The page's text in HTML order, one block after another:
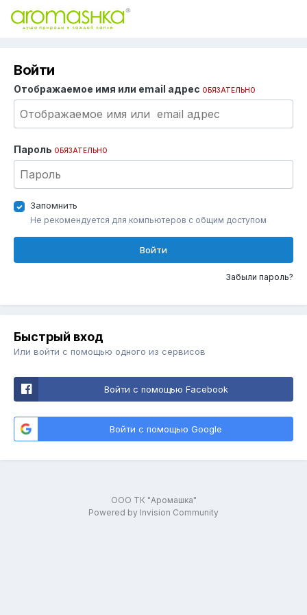
Войти
Отображаемое имя или email адрес ОБЯЗАТЕЛЬНО
Пароль ОБЯЗАТЕЛЬНО
Запомнить
Не рекомендуется для компьютеров с общим доступом
Войти
Забыли пароль?
Быстрый вход
Или войти с помощью одного из сервисов
Войти с помощью Facebook
Войти с помощью Google
ООО ТК "Аромашка"
Powered by Invision Community